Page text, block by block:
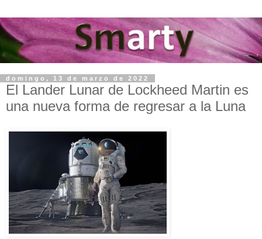
domingo, 13 de marzo de 2022
El Lander Lunar de Lockheed Martin es
una nueva forma de regresar a la Luna